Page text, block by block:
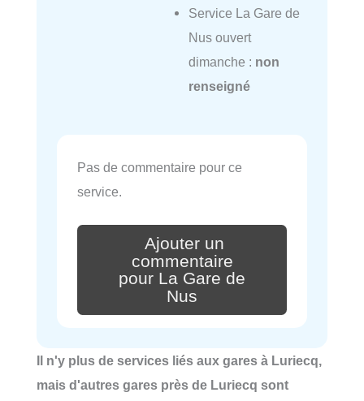
Service La Gare de
Nus ouvert
dimanche : non
renseigné
Pas de commentaire pour ce
service.
Ajouter un
commentaire
pour La Gare de
Nus
Il n'y plus de services liés aux gares à Luriecq,
mais d'autres gares près de Luriecq sont